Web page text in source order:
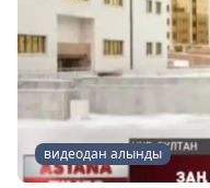
видеодан алынды